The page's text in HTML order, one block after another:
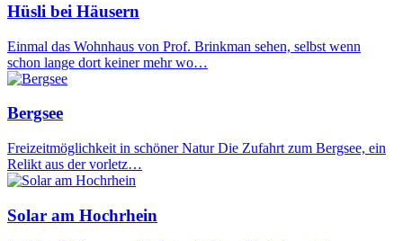
Hüsli bei Häusern
Einmal das Wohnhaus von Prof. Brinkman sehen, selbst wenn
schon lange dort keiner mehr wo…
Bergsee
Freizeitmöglichkeit in schöner Natur Die Zufahrt zum Bergsee, ein
Relikt aus der vorletz…
Solar am Hochrhein